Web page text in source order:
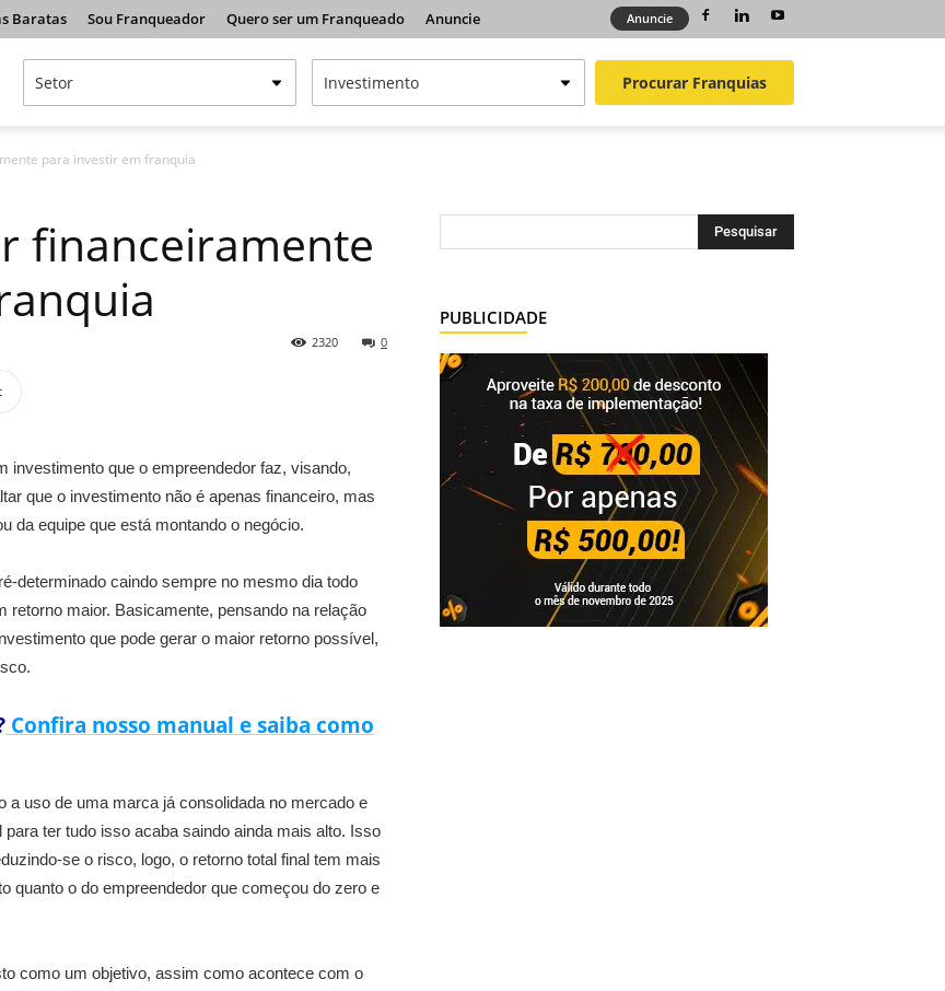
Baratas Sou Franqueador Quero ser um Franqueado Anuncie Anuncie
Procurar Franquias
para investir em franquia
financeiramente
0
2320
investimento que o empreendedor faz, visando,
que o investimento não é apenas financeiro, mas
da equipe que está montando o negócio.
determinado caindo sempre no mesmo dia todo
maior. Basicamente, pensando na relação
que pode gerar o maior retorno possível,
Confira nosso manual e saiba como
a uso de uma marca já consolidada no mercado e
ter tudo isso acaba saindo ainda mais alto. Isso
se o risco, logo, o retorno total final tem mais
quanto o do empreendedor que começou do zero e
como um objetivo, assim como acontece com o
PUBLICIDADE